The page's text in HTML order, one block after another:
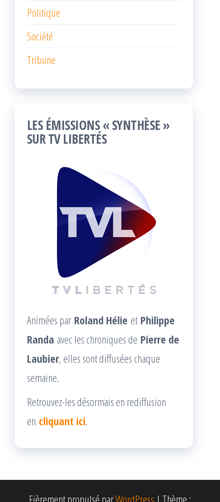
Politique
Société
Tribune
LES ÉMISSIONS « SYNTHÈSE »
SUR TV LIBERTÉS
Animées par Roland Hélie et Philippe
Randa avec les chroniques de Pierre de
Laubier, elles sont diffusées chaque
semaine.
Retrouvez-les désormais en rediffusion
en cliquant ici.